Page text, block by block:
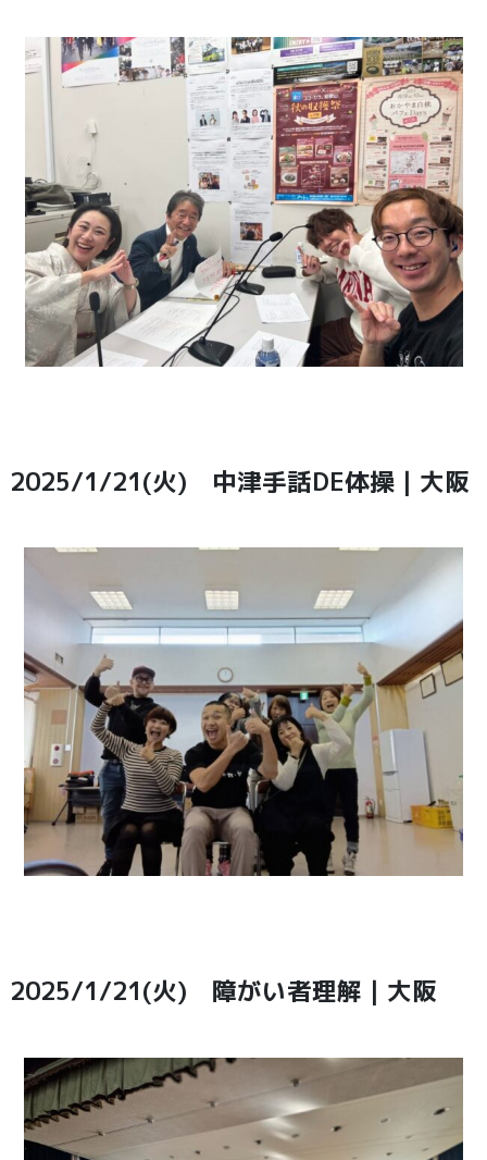
2025/1/21(火) 中津手話DE体操｜大阪
2025/1/21(火) 障がい者理解｜大阪